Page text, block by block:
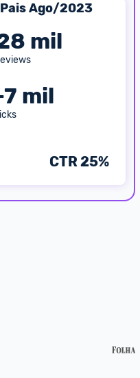
Ago/2023
mil
7 mil
CTR25%